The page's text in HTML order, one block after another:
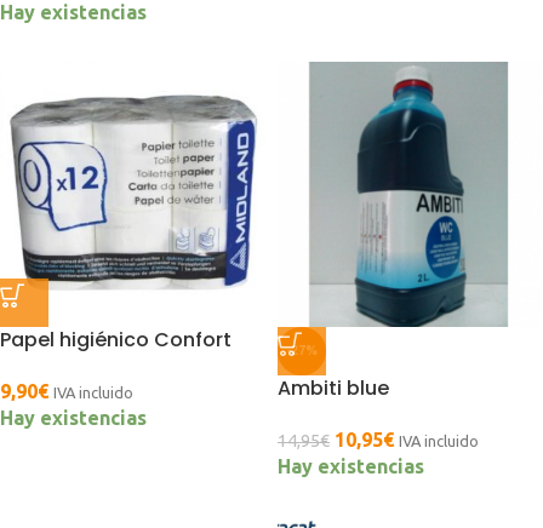
Hay existencias
Papel higiénico Confort
9,90€ IVA incluido
Hay existencias
-27%
Ambiti blue
14,95€ 10,95€ IVA incluido
Hay existencias